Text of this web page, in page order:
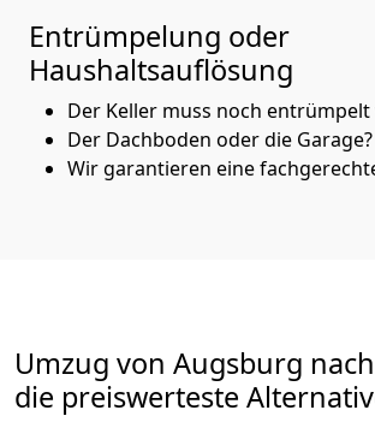
Entrümpelung oder
Haushaltsauflösung
Der Keller muss noch entrümpelt
Der Dachboden oder die Garage?
Wir garantieren eine
Umzug von Augsburg
die preiswerteste